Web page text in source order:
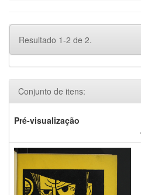
Resultado 1-2 de 2.
Conjunto de itens:
Pré-visualização